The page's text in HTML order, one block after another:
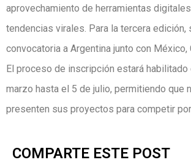
aprovechamiento de herramientas
tendencias virales. Para la tercera edición,
convocatoria a Argentina junto con México,
El proceso de inscripción estará
marzo hasta el 5 de julio, permitiendo que
presenten sus proyectos para competir
COMPARTE ESTE POST